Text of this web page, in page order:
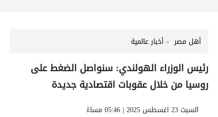
أهل مصر أخبار عالمية
رئيس الوزراء الهولندي: سنواصل الضغط على
روسيا من خلال عقوبات اقتصادية جديدة
السبت 23 اغسطس 2025 | 05:46 مساءً